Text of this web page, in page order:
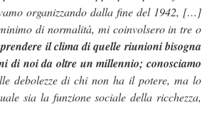
organizzando dalla fine del 1942, […]
di normalità, mi coinvolsero in tre o
il clima di quelle riunioni bisogna
di noi da oltre un millennio; conosciamo
debolezze di chi non ha il potere, ma lo
sia la funzione sociale della ricchezza,